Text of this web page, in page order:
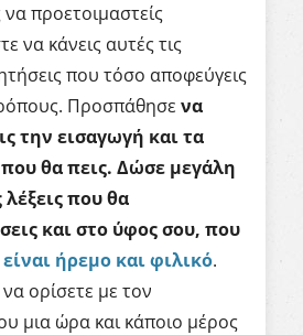
προετοιμαστείς
να κάνεις αυτές τις
που τόσο αποφεύγεις
Προσπάθησε να
την εισαγωγή και τα
θα πεις. Δώσε μεγάλη
που θα
και στο ύφος σου, που
ήρεμο και φιλικό.
ορίσετε με τον
μια ώρα και κάποιο μέρος